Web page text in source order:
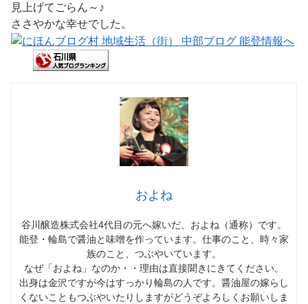
見上げてごらん～♪
ささやかな幸せでした。
およね
谷川醸造株式会社4代目の元へ嫁いだ、およね（通称）です。
能登・輪島で醤油と味噌を作っています。仕事のこと、時々家
族のこと、つぶやいています。
なぜ「およね」なのか・・理由は直接聞きにきてください。
出身は金沢ですが今はすっかり輪島の人です。醤油屋の嫁らし
くないこともつぶやいたりしますがどうぞよろしくお願いしま